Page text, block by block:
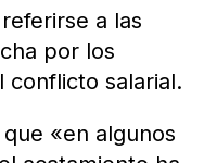
a las
por los
conflicto salarial.
«en algunos